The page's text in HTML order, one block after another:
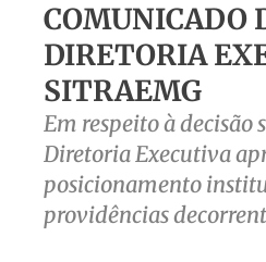
COMUNICADO
DIRETORIA
SITRAEMG
Em respeito à decisão
Diretoria Executiva
posicionamento
providências